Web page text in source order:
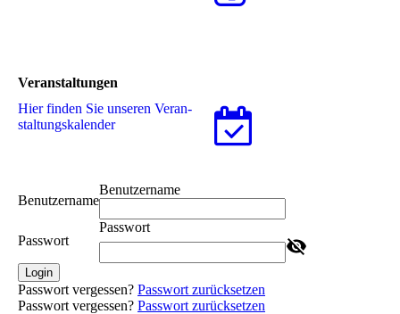
Veranstaltungen
Hier finden Sie unseren Ver­an­
stal­tungs­ka­len­der
Benutzername
Benutzername
Passwort
Passwort
Login
Passwort vergessen? Passwort zurücksetzen
Passwort vergessen? Passwort zurücksetzen